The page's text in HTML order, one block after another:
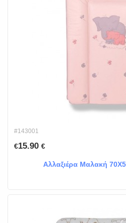
#143001
€15.90 €
Αλλαξιέρα Mαλακή